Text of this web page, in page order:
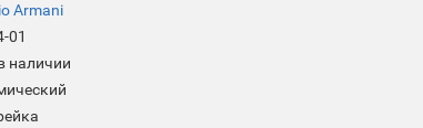
Armani
01
наличии